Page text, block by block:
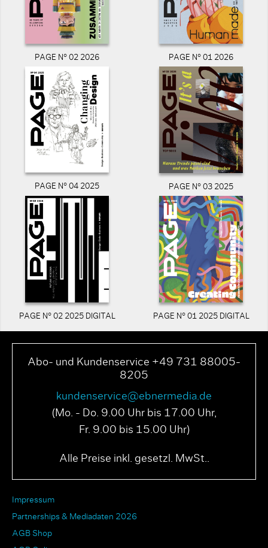
PAGE N° 02 2026 PAGE N° 01 2026
PAGE N° 04 2025 PAGE N° 03 2025
PAGE N° 02 2025 DIGITAL PAGE N° 01 2025 DIGITAL
Abo- und Kundenservice +49 731 88005-
8205
kundenservice@ebnermedia.de
(Mo. - Do. 9.00 Uhr bis 17.00 Uhr,
Fr. 9.00 bis 15.00 Uhr)
Alle Preise inkl. gesetzl. MwSt..
Impressum
Partnerships & Mediadaten 2026
AGB Shop